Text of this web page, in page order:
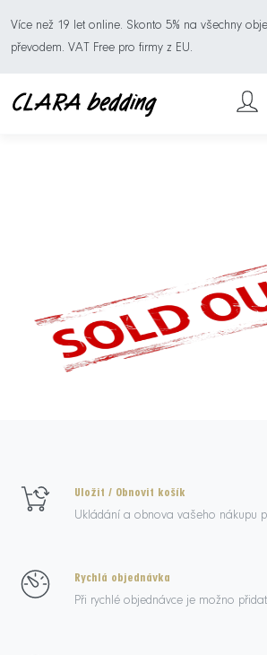
Více než 19 let online. Skonto 5% na všechny
převodem. VAT Free pro firmy z EU.
Uložit / Obnovit košík
Ukládání a obnova vašeho nákupu
Rychlá objednávka
Při rychlé objednávce je možno